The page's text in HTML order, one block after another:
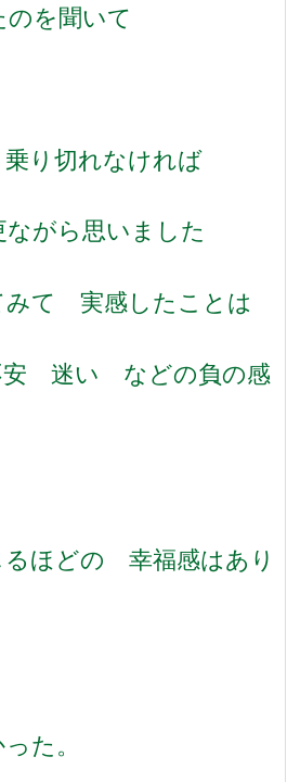
を聞いて
り切れなければ
がら思いました
みて 実感したことは
迷い などの負の感
ほどの 幸福感はあり
た。